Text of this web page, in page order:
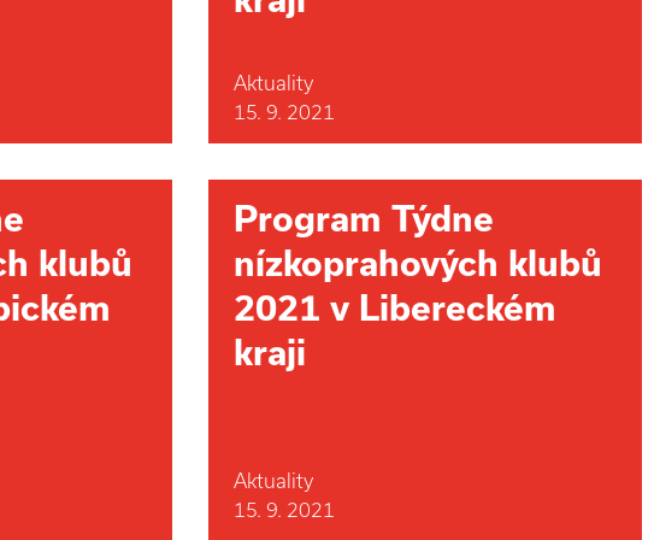
Aktuality
15. 9. 2021
klubů
Program Týdne
nízkoprahových klubů
2021 v Libereckém
kraji
Aktuality
15. 9. 2021